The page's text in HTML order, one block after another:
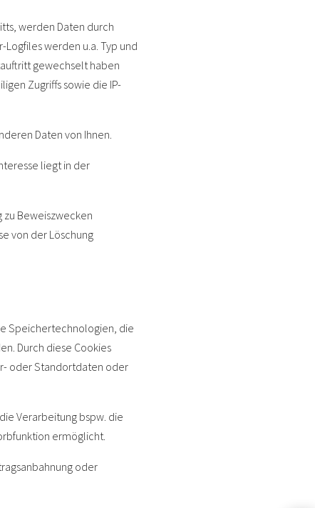
werden Daten durch
werden u.a. Typ und
gewechselt haben
Zugriffs sowie die IP-
Daten von Ihnen.
liegt in der
Beweiszwecken
von der Löschung
Speichertechnologien, die
Durch diese Cookies
oder Standortdaten oder
Verarbeitung bspw. die
ermöglicht.
oder